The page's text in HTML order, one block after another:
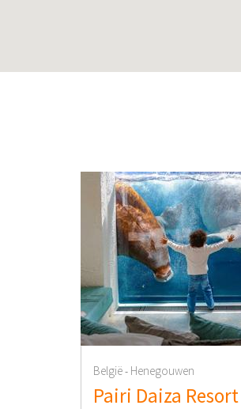
België- Henegouwen
Pairi Daiza Resort